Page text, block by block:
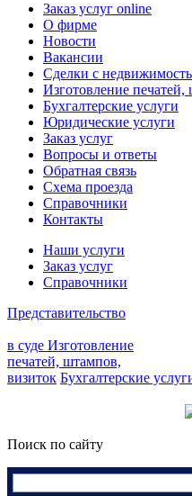
Заказ услуг online
О фирме
Новости
Вакансии
Сделки с
Изготовление
Бухгалтерские услуги
Юридические услуги
Заказ услуг
Вопросы и ответы
Обратная связь
Схема проезда
Справочники
Контакты
Наши услуги
Заказ услуг
Справочники
Представительство
в суде Изготовление
печатей, штампов,
визиток Бухгалтерские
Поиск по сайту